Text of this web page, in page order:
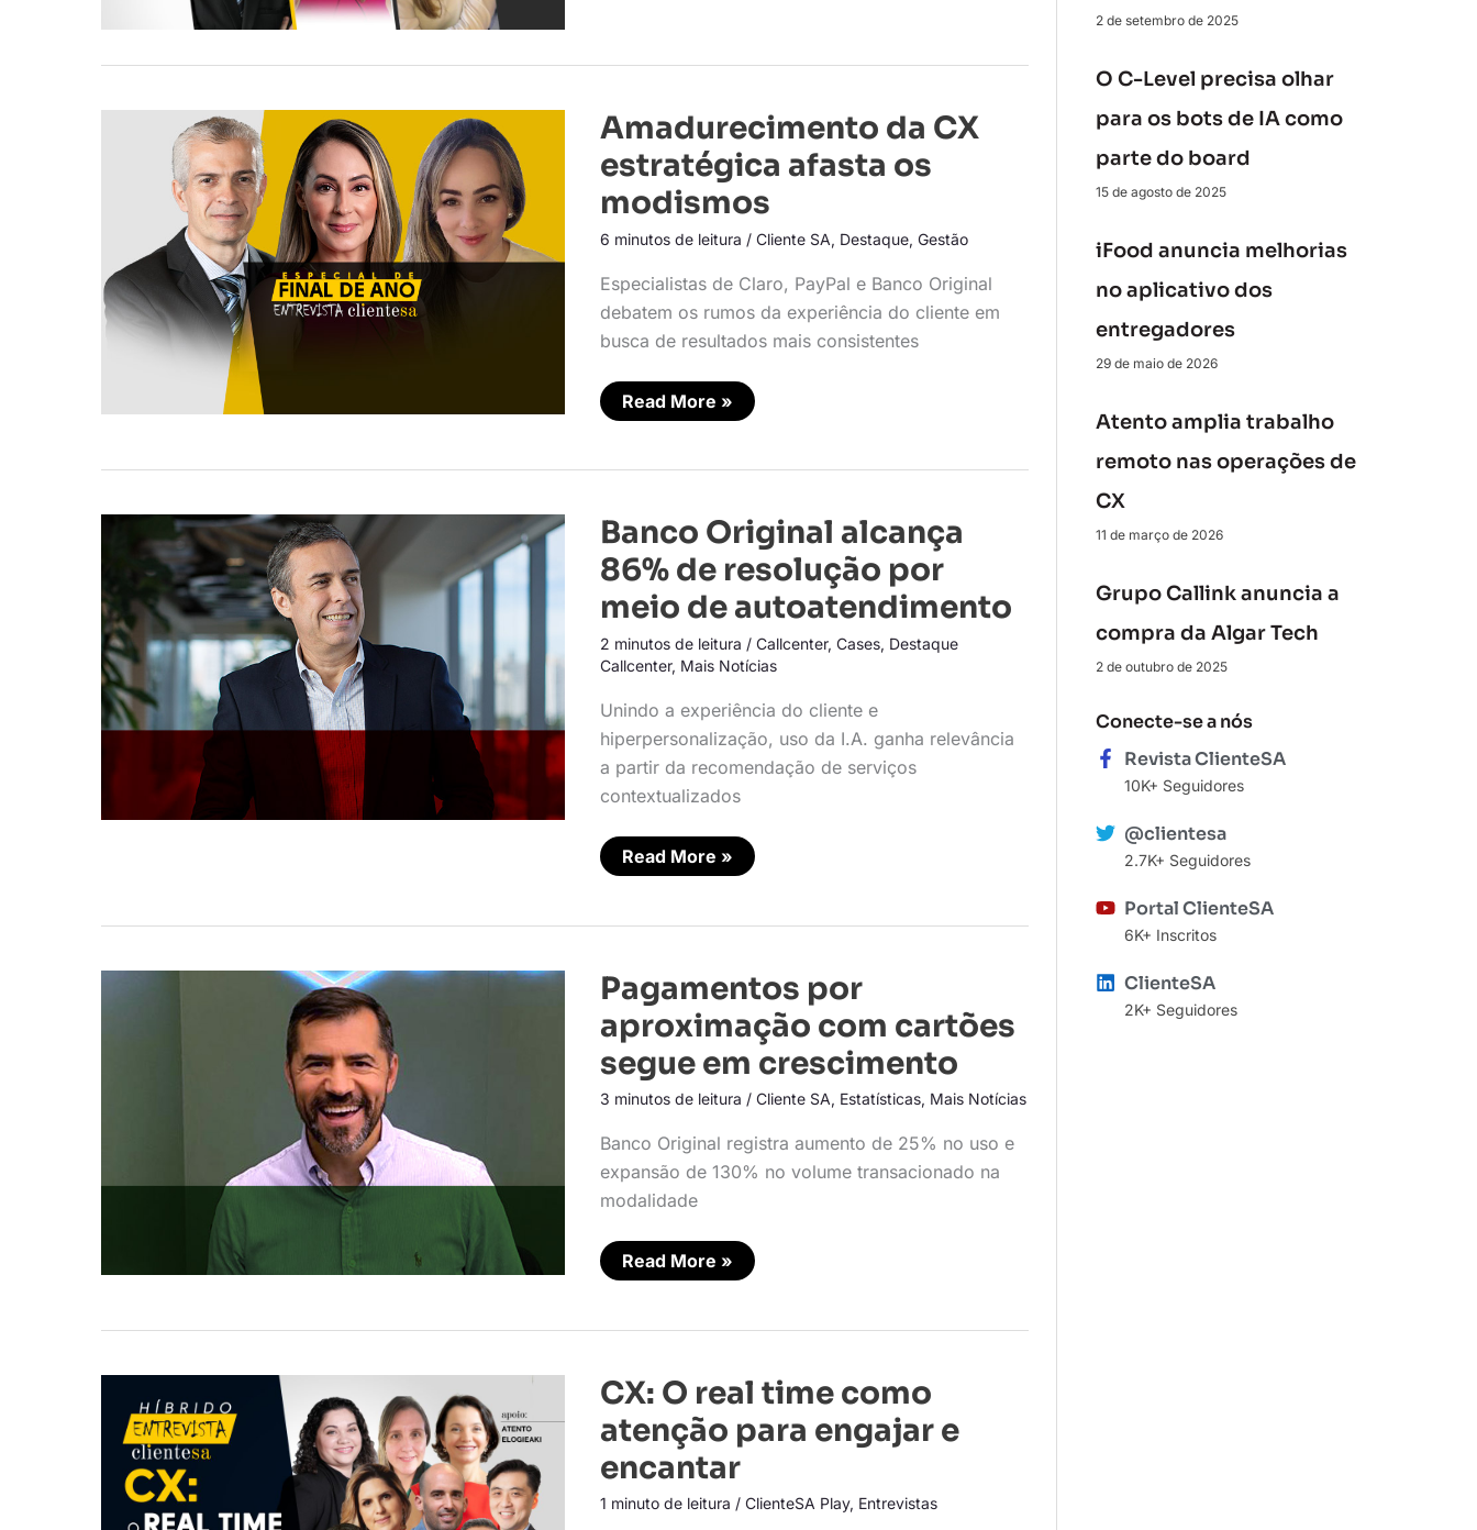
Amadurecimento da CX
estratégica afasta os
modismos
6 minutos de leitura / Cliente SA, Destaque, Gestão
Especialistas de Claro, PayPal e Banco Original
debatem os rumos da experiência do cliente em
busca de resultados mais consistentes
Amadurecimento
da
CX
estratégica
afasta
os
Read More »
Banco Original alcança
86% de resolução por
meio de autoatendimento
2 minutos de leitura / Callcenter, Cases, Destaque
Callcenter, Mais Notícias
Unindo a experiência do cliente e
hiperpersonalização, uso da I.A. ganha relevância
a partir da recomendação de serviços
contextualizados
Banco
Original
alcança
86%
resolução
meio
de
autoatendimento
Read More »
Pagamentos por
aproximação com cartões
segue em crescimento
3 minutos de leitura / Cliente SA, Estatísticas, Mais Notícias
Banco Original registra aumento de 25% no uso e
expansão de 130% no volume transacionado na
modalidade
Pagamentos
por
aproximação
com
cartões
segue
em
crescimento
Read More »
CX: O real time como
atenção para engajar e
encantar
1 minuto de leitura / ClienteSA Play, Entrevistas
CX:
O
real
time
atenção
engajar
2 de setembro de 2025
O C-Level precisa olhar
para os bots de IA como
parte do board
15 de agosto de 2025
iFood anuncia melhorias
no aplicativo dos
entregadores
29 de maio de 2026
Atento amplia trabalho
remoto nas operações de
CX
11 de março de 2026
Grupo Callink anuncia a
compra da Algar Tech
2 de outubro de 2025
Conecte-se a nós
Revista ClienteSA
10K+ Seguidores
@clientesa
2.7K+ Seguidores
Portal ClienteSA
6K+ Inscritos
ClienteSA
2K+ Seguidores